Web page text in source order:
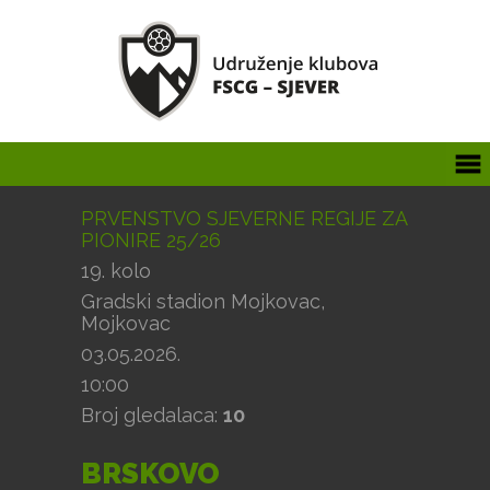
PRVENSTVO SJEVERNE REGIJE ZA
PIONIRE 25/26
19. kolo
Gradski stadion Mojkovac,
Mojkovac
03.05.2026.
10:00
Broj gledalaca: 10
BRSKOVO